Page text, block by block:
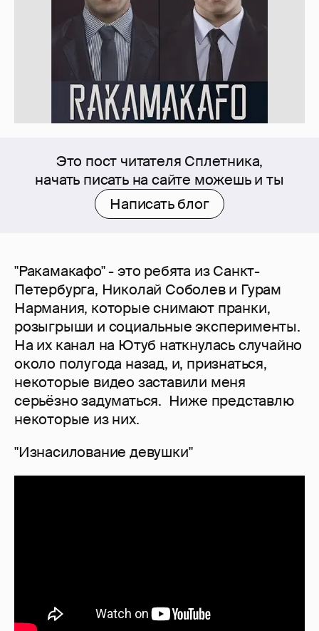
Это пост читателя Сплетника,
начать писать на сайте можешь и ты
Написать блог
"Ракамакафо" - это ребята из Санкт-
Петербурга, Николай Соболев и Гурам
Нармания, которые снимают пранки,
розыгрыши и социальные эксперименты.
На их канал на Ютуб наткнулась случайно
около полугода назад, и, признаться,
некоторые видео заставили меня
серьёзно задуматься. Ниже представлю
некоторые из них.
"Изнасилование девушки"